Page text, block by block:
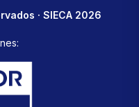
· SIECA 2026